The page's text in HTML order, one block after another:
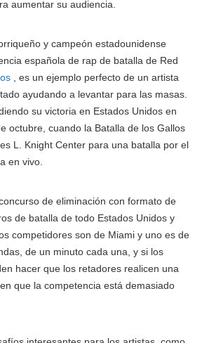
aumentar su audiencia.
y campeón estadounidense
española de rap de batalla de Red
, es un ejemplo perfecto de un artista
ayudando a levantar para las masas.
su victoria en Estados Unidos en
octubre, cuando la Batalla de los Gallos
L. Knight Center para una batalla por el
en vivo.
de eliminación con formato de
de batalla de todo Estados Unidos y
competidores son de Miami y uno es de
de un minuto cada una, y si los
hacer que los retadores realicen una
que la competencia está demasiado